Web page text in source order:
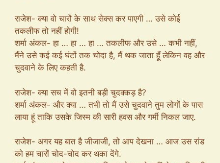
राजेश- क्या वो चारों के साथ सेक्स कर पाएगी … उसे कोई
तकलीफ तो नहीं होगी!
शर्मा अंकल- हा … हा … हा … तकलीफ और उसे … कभी नहीं,
मैंने उसे कई कई घंटों तक चोदा है, मैं थक जाता हूँ लेकिन वह और
चुदवाने के लिए कहती है.
राजेश- क्या सच में वो इतनी बड़ी चुदक्कड़ है?
शर्मा अंकल- और क्या … तभी तो मैं उसे चुदवाने तुम लोगों के पास
लाया हूं ताकि उसके जिस्म की सारी हवस और गर्मी निकल जाए.
राजेश- अगर यह बात है जीजाजी, तो आप देखना … आज उस रांड
को हम चारों चोद-चोद कर थका देंगे.